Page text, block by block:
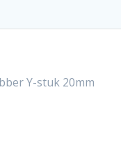
Y-stuk 20mm